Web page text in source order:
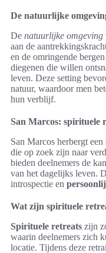
De natuurlijke
De natuurlijke omgeving
aan de
en de omringende
diegenen die willen
leven. Deze setting
natuur, waardoor men
hun verblijf.
San Marcos: spirituele
San Marcos herbergt
die op zoek zijn naar
bieden deelnemers de
van het dagelijks leven.
introspectie en
Wat zijn spirituele
Spirituele retreats zijn
waarin deelnemers zich
locatie. Tijdens deze